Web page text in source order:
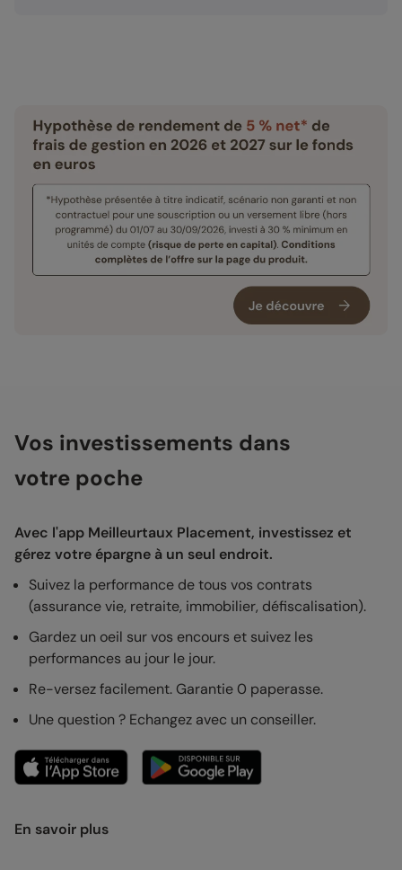
Vos investissements dans
votre poche
Avec l'app Meilleurtaux Placement, investissez et
gérez votre épargne à un seul endroit.
Suivez la performance de tous vos contrats
(assurance vie, retraite, immobilier, défiscalisation).
Gardez un oeil sur vos encours et suivez les
performances au jour le jour.
Re-versez facilement. Garantie 0 paperasse.
Une question ? Echangez avec un conseiller.
En savoir plus